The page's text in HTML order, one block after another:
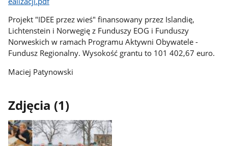
Projekt "IDEE przez wieś" finansowany przez Islandię,
Lichtenstein i Norwegię z Funduszy EOG i Funduszy
Norweskich w ramach Programu Aktywni Obywatele -
Fundusz Regionalny. Wysokość grantu to 101 402,67 euro.
Maciej Patynowski
Zdjęcia (1)